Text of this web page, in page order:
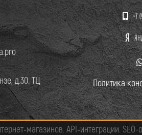
д.30. ТЦ
+7
Политика
API‑интеграции. SEO-